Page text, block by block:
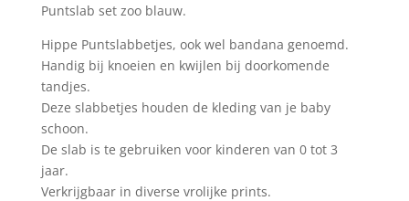
Puntslab set zoo blauw.
Hippe Puntslabbetjes, ook wel bandana genoemd.
Handig bij knoeien en kwijlen bij doorkomende
tandjes.
Deze slabbetjes houden de kleding van je baby
schoon.
De slab is te gebruiken voor kinderen van 0 tot 3
jaar.
Verkrijgbaar in diverse vrolijke prints.